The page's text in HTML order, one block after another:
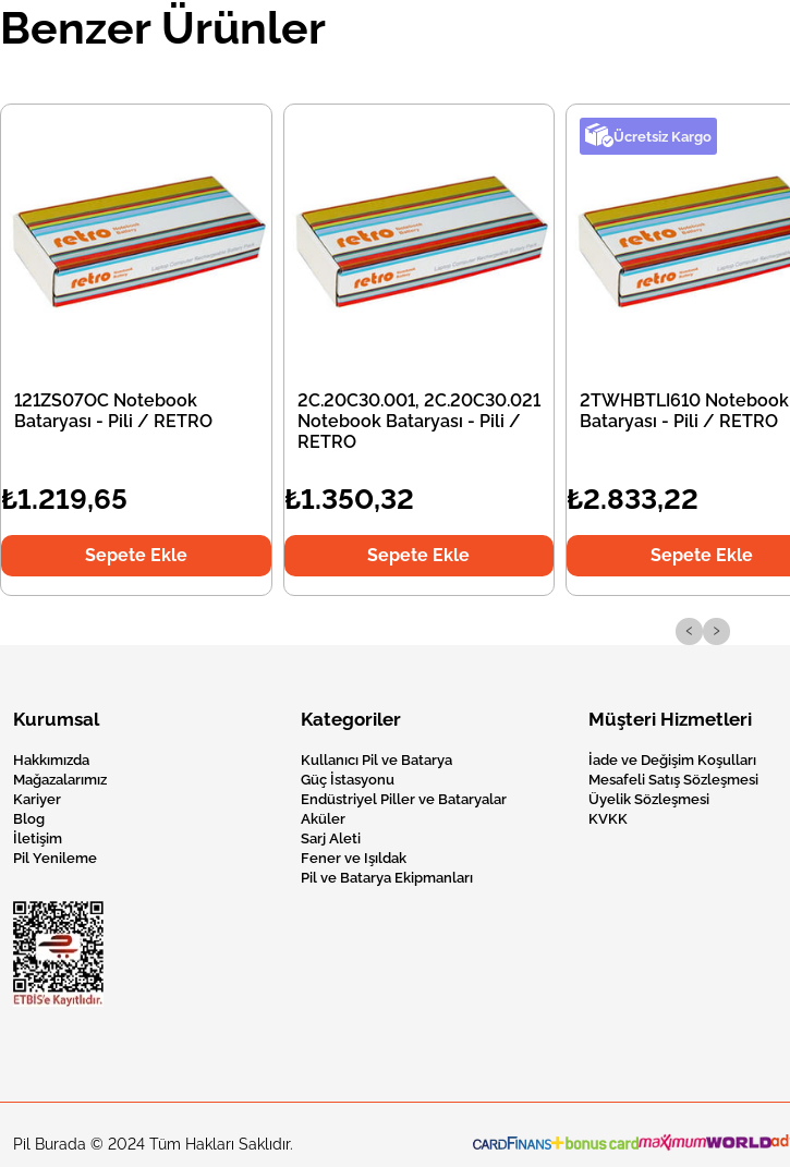
Benzer Ürünler
121ZS07OC Notebook
Bataryası - Pili / RETRO
₺1.219,65
Sepete Ekle
2C.20C30.001, 2C.20C30.021
Notebook Bataryası - Pili /
RETRO
₺1.350,32
Sepete Ekle
Ücretsiz Kargo
2TWHBTLI610 Notebook
Bataryası - Pili / RETRO
₺2.833,22
Sepete Ekle
‹ ›
Kurumsal
Hakkımızda
Mağazalarımız
Kariyer
Blog
İletişim
Pil Yenileme
Kategoriler
Kullanıcı Pil ve Batarya
Güç İstasyonu
Endüstriyel Piller ve Bataryalar
Aküler
Sarj Aleti
Fener ve Işıldak
Pil ve Batarya Ekipmanları
Müşteri Hizmetleri
İade ve Değişim Koşulları
Mesafeli Satış Sözleşmesi
Üyelik Sözleşmesi
KVKK
Pil Burada © 2024 Tüm Hakları Saklıdır.